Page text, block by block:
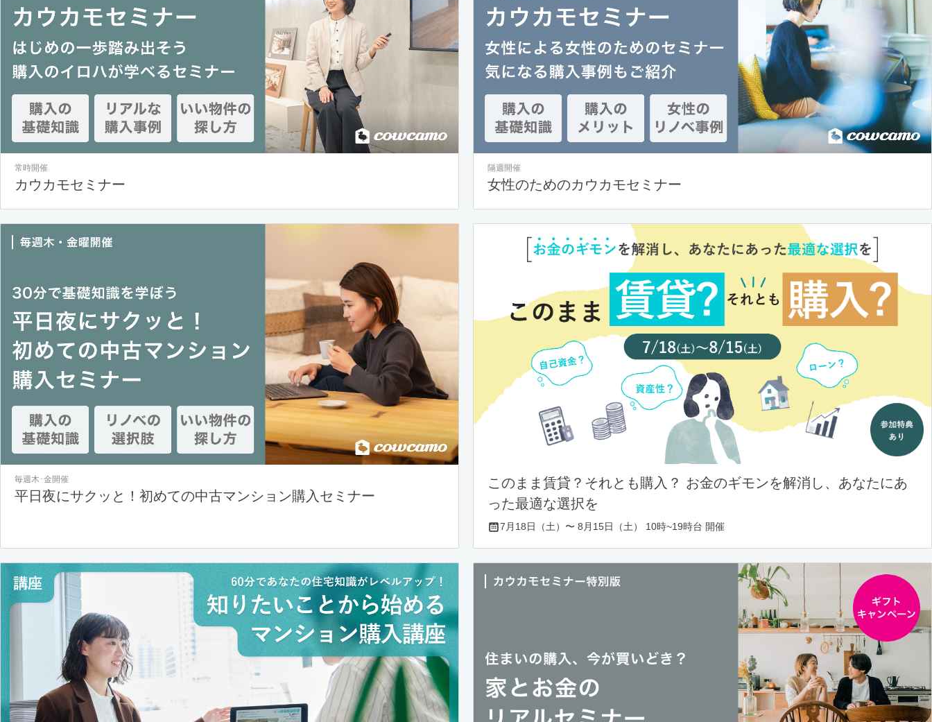
常時開催
カウカモセミナー
隔週開催
女性のためのカウカモセミナー
毎週木･金開催
平日夜にサクッと！初めての中古マンション購入セミナー
このまま賃貸？それとも購入？ お金のギモンを解消し、あなたにあ
った最適な選択を
7月18日（土）〜 8月15日（土） 10時~19時台 開催